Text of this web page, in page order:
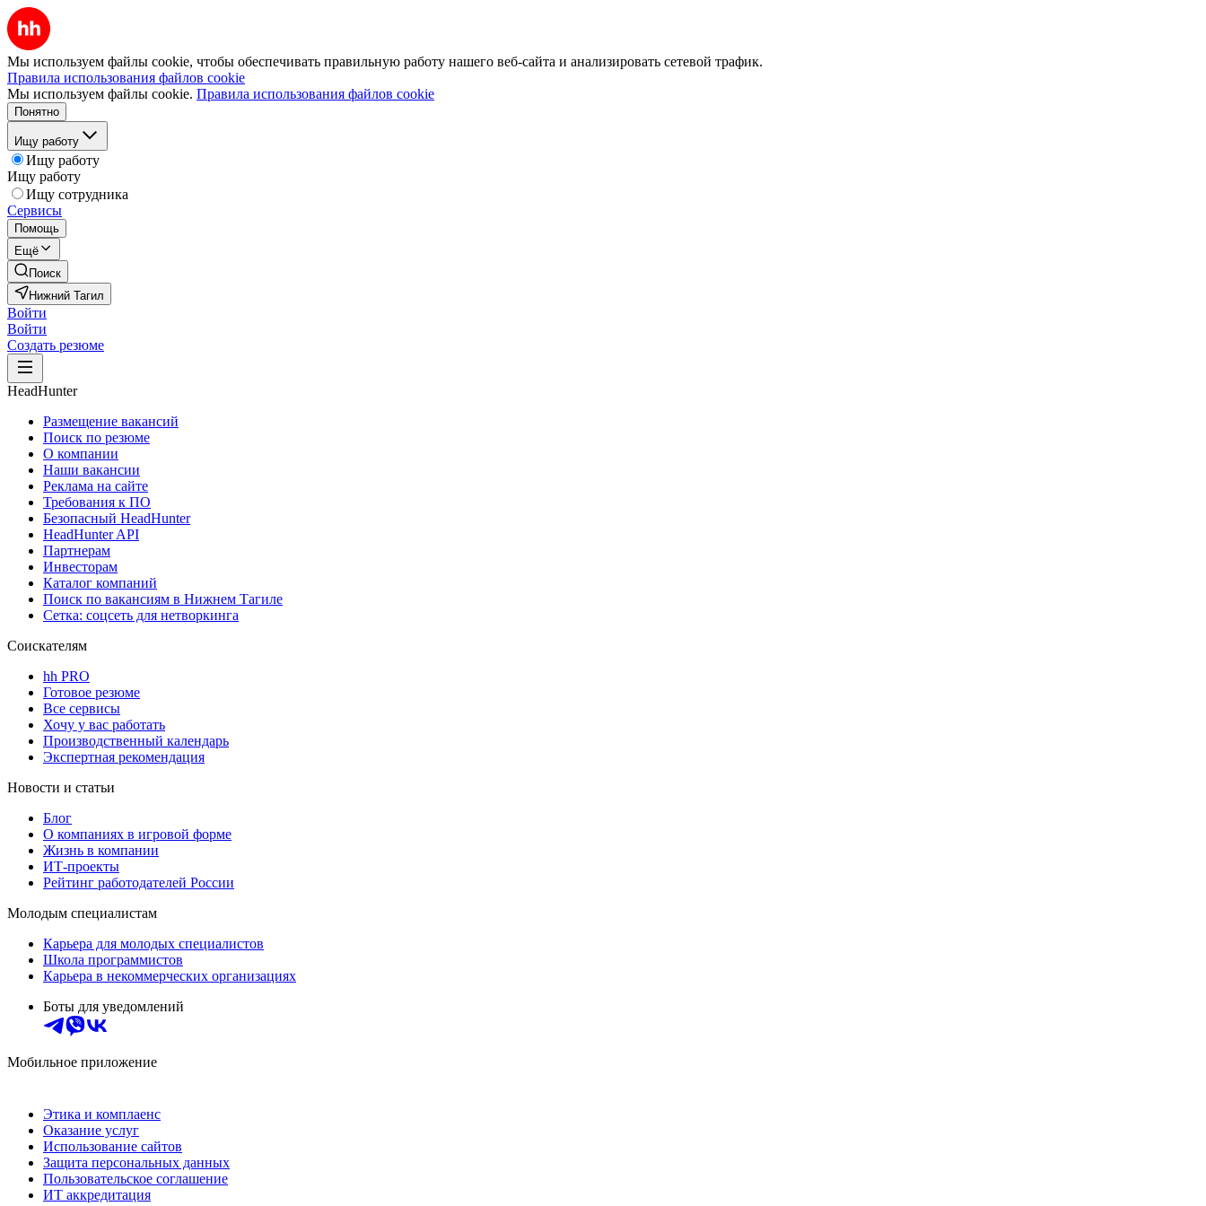
Мы используем файлы cookie, чтобы обеспечивать правильную работу нашего веб-сайта и анализировать сетевой трафик.
Правила использования файлов cookie
Мы используем файлы cookie. Правила использования файлов cookie
Понятно
Ищу работу
Ищу работу
Ищу работу
Ищу сотрудника
Сервисы
Помощь
Ещё
Поиск
Нижний Тагил
Войти
Войти
Создать резюме
HeadHunter
Размещение вакансий
Поиск по резюме
О компании
Наши вакансии
Реклама на сайте
Требования к ПО
Безопасный HeadHunter
HeadHunter API
Партнерам
Инвесторам
Каталог компаний
Поиск по вакансиям в Нижнем Тагиле
Сетка: соцсеть для нетворкинга
Соискателям
hh PRO
Готовое резюме
Все сервисы
Хочу у вас работать
Производственный календарь
Экспертная рекомендация
Новости и статьи
Блог
О компаниях в игровой форме
Жизнь в компании
ИТ-проекты
Рейтинг работодателей России
Молодым специалистам
Карьера для молодых специалистов
Школа программистов
Карьера в некоммерческих организациях
Боты для уведомлений
Мобильное приложение
Этика и комплаенс
Оказание услуг
Использование сайтов
Защита персональных данных
Пользовательское соглашение
ИТ аккредитация